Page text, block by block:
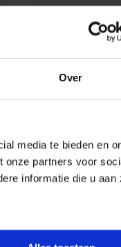
Over
media te bieden en
onze partners voor
informatie die u aan
Heb je
een
helpen je
lichtadvies
oplossing.
Mail
Bel +31(0)348